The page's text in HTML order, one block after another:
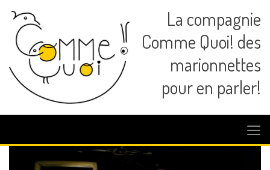
La compagnie
Comme Quoi! des
marionnettes
pour en parler!